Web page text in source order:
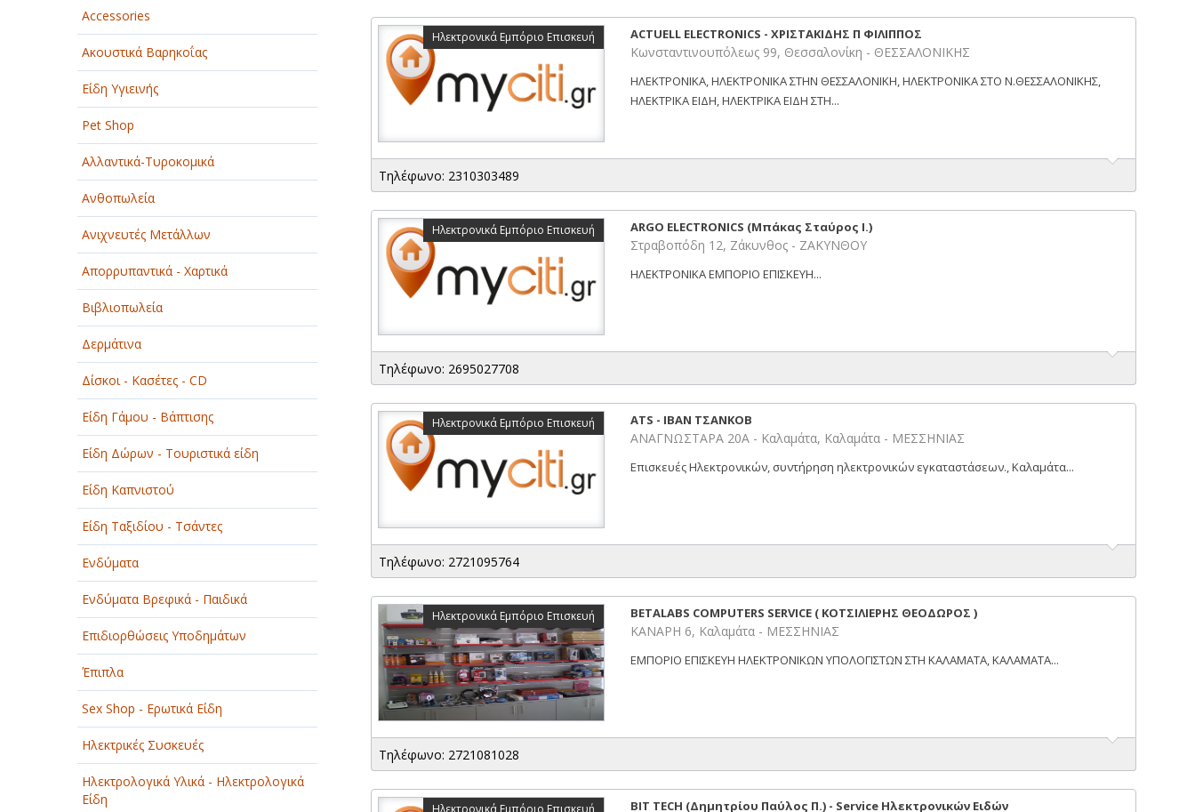
ΑΥΤΟΚΙΝΗΤΑ - ΜΗΧΑΝΕΣ - ΣΚΑΦΗ
ΔΙΑΣΚΕΔΑΣΗ - ΨΥΧΑΓΩΓΙΑ - ΤΕΧΝΕΣ
ΔΙΑΦΗΜΙΣΗ - ΜΜΕ
ΕΚΚΛΗΣΙΕΣ - ΦΙΛΑΝΘΡΩΠΙΚΑ
ΣΩΜΑΤΕΙΑ
ΕΚΠΑΙΔΕΥΣΗ - ΣΧΟΛΕΣ
ΕΜΠΟΡΙΟ - ΕΜΠΟΡΙΚΑ
ΚΑΤΑΣΤΗΜΑΤΑ
ΕΡΓΟΣΤΑΣΙΑ - ΒΙΟΜΗΧΑΝΙΕΣ
ΞΕΝΟΔΟΧΕΙΑ - ΤΟΥΡΙΣΜΟΣ
ΟΜΟΡΦΙΑ
ΠΑΡΟΧΗ ΥΠΗΡΕΣΙΩΝ
ΤΕΧΝΙΚΑ - ΚΑΤΑΣΚΕΥΑΣΤΙΚΑ
ΤΕΧΝΟΛΟΓΙΑ
ΥΓΕΙΑ - ΙΑΤΡΟΙ
ΦΑΓΗΤΟ
Accessories
Ακουστικά Βαρηκοΐας
Είδη Υγιεινής
Pet Shop
Αλλαντικά-Τυροκομικά
Ανθοπωλεία
Ανιχνευτές Μετάλλων
Απορρυπαντικά - Χαρτικά
Βιβλιοπωλεία
Δερμάτινα
Δίσκοι - Κασέτες - CD
Είδη Γάμου - Βάπτισης
Είδη Δώρων - Τουριστικά είδη
Είδη Καπνιστού
Είδη Ταξιδίου - Τσάντες
Ενδύματα
Ενδύματα Βρεφικά - Παιδικά
Επιδιορθώσεις Υποδημάτων
Έπιπλα
Sex Shop - Ερωτικά Είδη
Ηλεκτρικές Συσκευές
Ηλεκτρολογικά Υλικά - Ηλεκτρολογικά
Είδη
Ηλεκτρονικά Εμπόριο Επισκευή ACTUELL ELECTRONICS - ΧΡΙΣΤΑΚΙΔΗΣ Π ΦΙΛΙΠΠΟΣ
Κωνσταντινουπόλεως 99, Θεσσαλονίκη - ΘΕΣΣΑΛΟΝΙΚΗΣ
ΗΛΕΚΤΡΟΝΙΚΑ, ΗΛΕΚΤΡΟΝΙΚΑ ΣΤΗΝ ΘΕΣΣΑΛΟΝΙΚΗ, ΗΛΕΚΤΡΟΝΙΚΑ ΣΤΟ Ν.ΘΕΣΣΑΛΟΝΙΚΗΣ,
ΗΛΕΚΤΡΙΚΑ ΕΙΔΗ, ΗΛΕΚΤΡΙΚΑ ΕΙΔΗ ΣΤΗ...
Τηλέφωνο: 2310303489
Ηλεκτρονικά Εμπόριο Επισκευή ARGO ELECTRONICS (Μπάκας Σταύρος Ι.)
Στραβοπόδη 12, Ζάκυνθος - ΖΑΚΥΝΘΟΥ
ΗΛΕΚΤΡΟΝΙΚΑ ΕΜΠΟΡΙΟ ΕΠΙΣΚΕΥΗ...
Τηλέφωνο: 2695027708
Ηλεκτρονικά Εμπόριο Επισκευή ATS - ΙΒΑΝ ΤΣΑΝΚΟΒ
ΑΝΑΓΝΩΣΤΑΡΑ 20Α - Καλαμάτα, Καλαμάτα - ΜΕΣΣΗΝΙΑΣ
Επισκευές Ηλεκτρονικών, συντήρηση ηλεκτρονικών εγκαταστάσεων., Καλαμάτα...
Τηλέφωνο: 2721095764
Ηλεκτρονικά Εμπόριο Επισκευή BETALABS COMPUTERS SERVICE ( ΚΟΤΣΙΛΙΕΡΗΣ ΘΕΟΔΩΡΟΣ )
ΚΑΝΑΡΗ 6, Καλαμάτα - ΜΕΣΣΗΝΙΑΣ
ΕΜΠΟΡΙΟ ΕΠΙΣΚΕΥΗ ΗΛΕΚΤΡΟΝΙΚΩΝ ΥΠΟΛΟΓΙΣΤΩΝ ΣΤΗ ΚΑΛΑΜΑΤΑ, ΚΑΛΑΜΑΤΑ...
Τηλέφωνο: 2721081028
Ηλεκτρονικά Εμπόριο Επισκευή BIT TECH (Δημητρίου Παύλος Π.) - Service Ηλεκτρονικών Ειδών